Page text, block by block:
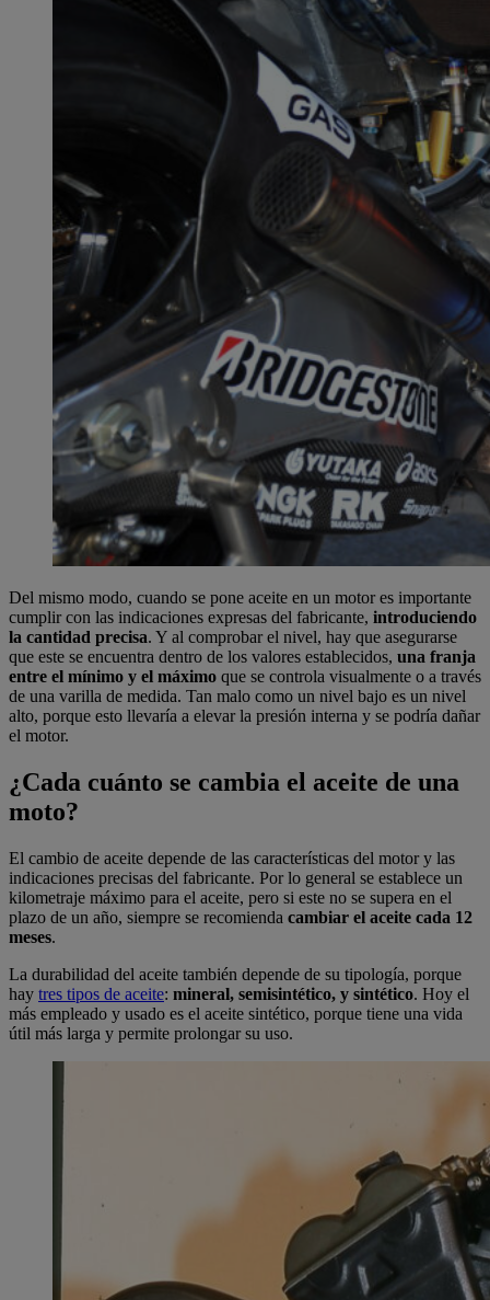
Del mismo modo, cuando se pone aceite en un motor es importante
cumplir con las indicaciones expresas del fabricante, introduciendo
la cantidad precisa. Y al comprobar el nivel, hay que asegurarse
que este se encuentra dentro de los valores establecidos, una franja
entre el mínimo y el máximo que se controla visualmente o a través
de una varilla de medida. Tan malo como un nivel bajo es un nivel
alto, porque esto llevaría a elevar la presión interna y se podría dañar
el motor.
¿Cada cuánto se cambia el aceite de una
moto?
El cambio de aceite depende de las características del motor y las
indicaciones precisas del fabricante. Por lo general se establece un
kilometraje máximo para el aceite, pero si este no se supera en el
plazo de un año, siempre se recomienda cambiar el aceite cada 12
meses.
La durabilidad del aceite también depende de su tipología, porque
hay tres tipos de aceite: mineral, semisintético, y sintético. Hoy el
más empleado y usado es el aceite sintético, porque tiene una vida
útil más larga y permite prolongar su uso.